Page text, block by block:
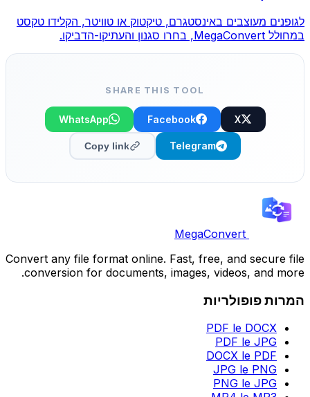
לגופנים מעוצבים באינסטגרם, טיקטוק או טוויטר, הקלידו טקסט
במחולל MegaConvert, בחרו סגנון והעתיקו-הדביקו.
SHARE THIS TOOL
X
Facebook
WhatsApp
Telegram
Copy link
MegaConvert
Convert any file format online. Fast, free, and secure file
conversion for documents, images, videos, and more.
המרות פופולריות
PDF le DOCX
PDF le JPG
DOCX le PDF
JPG le PNG
PNG le JPG